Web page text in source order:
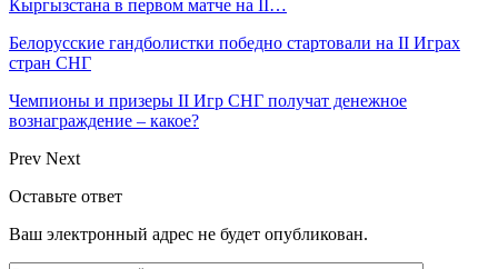
Кыргызстана в первом матче на II…
Белорусские гандболистки победно стартовали на II Играх
стран СНГ
Чемпионы и призеры II Игр СНГ получат денежное
вознаграждение – какое?
Prev Next
Оставьте ответ
Ваш электронный адрес не будет опубликован.